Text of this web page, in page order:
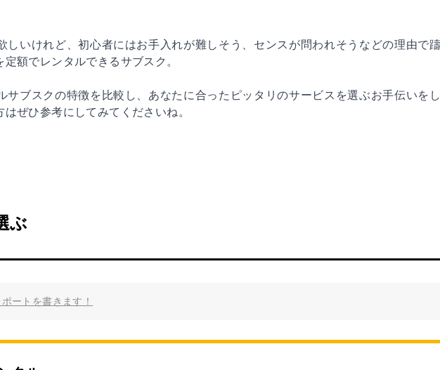
しいけれど、初心者にはお手入れが難しそう、センスが問われそうなどの理由で
額でレンタルできるサブスク。
サブスクの特徴を比較し、あなたに合ったピッタリのサービスを選ぶお手伝いを
ぜひ参考にしてみてくださいね。
ぶ
ートを書きます！